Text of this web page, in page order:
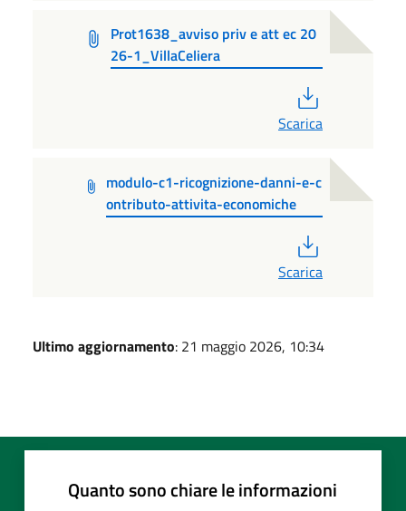
Prot1638_avviso priv e att ec 20
26-1_VillaCeliera
Scarica
modulo-c1-ricognizione-danni-e-c
ontributo-attivita-economiche
Scarica
Ultimo aggiornamento: 21 maggio 2026, 10:34
Quanto sono chiare le informazioni